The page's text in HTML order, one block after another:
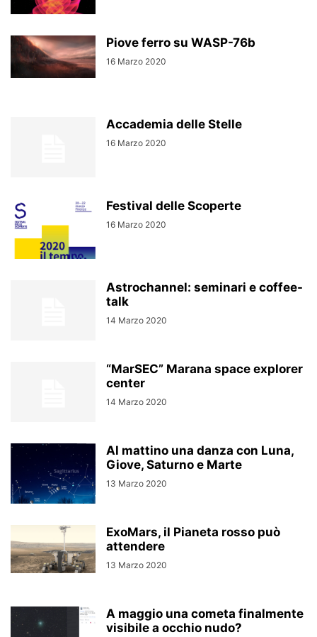
Piove ferro su WASP-76b
16 Marzo 2020
Accademia delle Stelle
16 Marzo 2020
Festival delle Scoperte
16 Marzo 2020
Astrochannel: seminari e coffee-
talk
14 Marzo 2020
“MarSEC” Marana space explorer
center
14 Marzo 2020
Al mattino una danza con Luna,
Giove, Saturno e Marte
13 Marzo 2020
ExoMars, il Pianeta rosso può
attendere
13 Marzo 2020
A maggio una cometa finalmente
visibile a occhio nudo?